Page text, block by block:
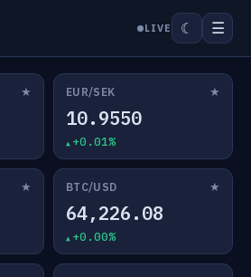
LIVE ☾ ☰
★ EUR/SEK ★
10.9550
+0.01%
★ BTC/USD ★
64,226.08
+0.00%